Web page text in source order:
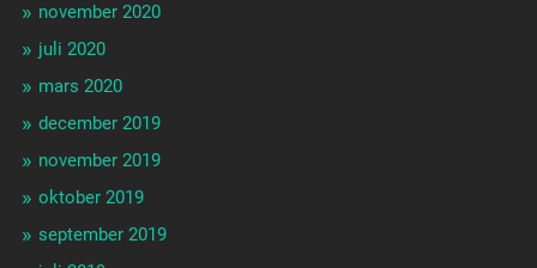
november 2020
juli 2020
mars 2020
december 2019
november 2019
oktober 2019
september 2019